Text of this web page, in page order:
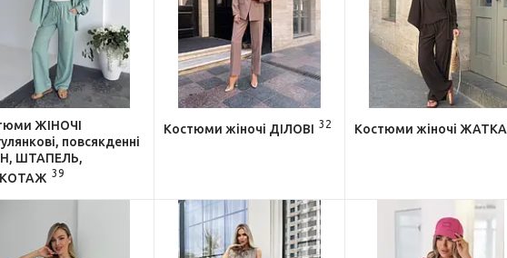
ЖІНОЧІ
повсякденні
ШТАПЕЛЬ,
39
Костюми жіночі ДІЛОВІ 32 Костюми жіночі ЖАТКА